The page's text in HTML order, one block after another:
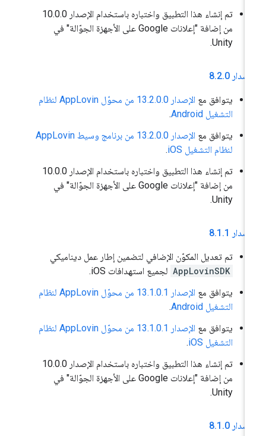
تم إنشاء هذا التطبيق واختباره باستخدام الإصدار 10.0.0
من إضافة "إعلانات Google على الأجهزة الجوّالة" في
Unity.
8
. 2.0
يتوافق مع
الإصدار 13.2.0.0 من محوّل AppLovin لنظام
التشغيل Android
.
يتوافق مع
الإصدار 13.2.0.0 من برنامج وسيط AppLovin
لنظام التشغيل iOS
.
تم إنشاء هذا التطبيق واختباره باستخدام الإصدار 10.0.0
من إضافة "إعلانات Google على الأجهزة الجوّالة" في
Unity.
8
1.1
تم تعديل المكوّن الإضافي لتضمين إطار عمل ديناميكي
AppLovinSDK لجميع استهدافات iOS.
يتوافق مع
الإصدار 13.1.0.1 من محوّل AppLovin لنظام
التشغيل Android
.
يتوافق مع
الإصدار 13.1.0.1 من محوّل AppLovin لنظام
التشغيل iOS
.
تم إنشاء هذا التطبيق واختباره باستخدام الإصدار 10.0.0
من إضافة "إعلانات Google على الأجهزة الجوّالة" في
Unity.
8
. 1.0